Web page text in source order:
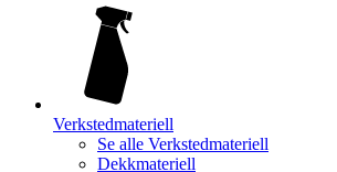
Verkstedmateriell
Se alle Verkstedmateriell
Dekkmateriell